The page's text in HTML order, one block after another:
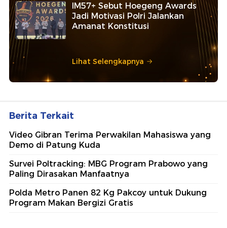
IM57+ Sebut Hoegeng Awards
Jadi Motivasi Polri Jalankan
Amanat Konstitusi
Lihat Selengkapnya
Berita Terkait
Video Gibran Terima Perwakilan Mahasiswa yang
Demo di Patung Kuda
Survei Poltracking: MBG Program Prabowo yang
Paling Dirasakan Manfaatnya
Polda Metro Panen 82 Kg Pakcoy untuk Dukung
Program Makan Bergizi Gratis